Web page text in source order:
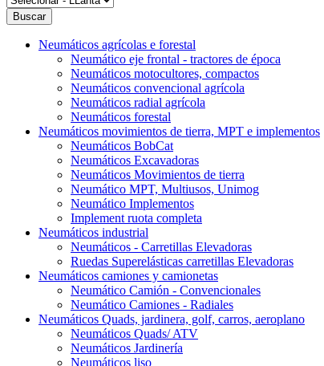
Neumáticos agrícolas e forestal
Neumático eje frontal - tractores de época
Neumáticos motocultores, compactos
Neumáticos convencional agrícola
Neumáticos radial agrícola
Neumáticos forestal
Neumáticos movimientos de tierra, MPT e implementos
Neumáticos BobCat
Neumáticos Excavadoras
Neumáticos Movimientos de tierra
Neumático MPT, Multiusos, Unimog
Neumático Implementos
Implement ruota completa
Neumáticos industrial
Neumáticos - Carretillas Elevadoras
Ruedas Superelásticas carretillas Elevadoras
Neumáticos camiones y camionetas
Neumático Camión - Convencionales
Neumático Camiones - Radiales
Neumáticos Quads, jardinera, golf, carros, aeroplano
Neumáticos Quads/ ATV
Neumáticos Jardinería
Neumáticos liso